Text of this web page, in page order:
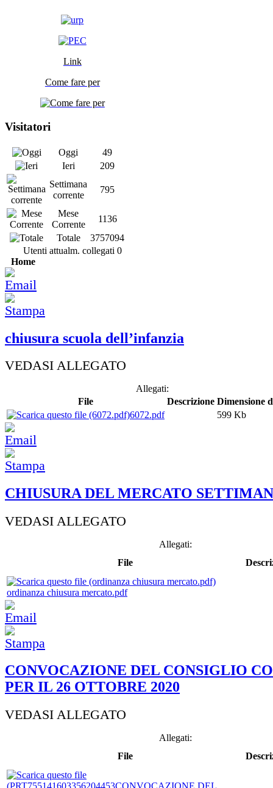
Link
Come fare per
Visitatori
Oggi
49
Ieri
209
Settimana
corrente
795
Mese
Corrente
1136
Totale
3757094
Utenti attualm. collegati 0
Home
chiusura scuola dell’infanzia
VEDASI ALLEGATO
Allegati:
File
Descrizione Dimensione
6072.pdf
599 Kb
CHIUSURA DEL MERCATO
VEDASI ALLEGATO
Allegati:
File
ordinanza chiusura mercato.pdf
CONVOCAZIONE DEL CONSIGLIO
PER IL 26 OTTOBRE 2020
VEDASI ALLEGATO
Allegati:
File